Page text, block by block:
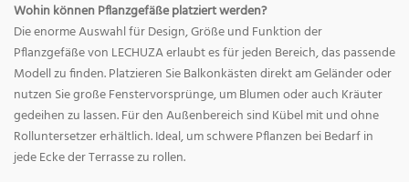
Wohin können Pflanzgefäße platziert werden?
Die enorme Auswahl für Design, Größe und Funktion der
Pflanzgefäße von LECHUZA erlaubt es für jeden Bereich, das passende
Modell zu finden. Platzieren Sie Balkonkästen direkt am Geländer oder
nutzen Sie große Fenstervorsprünge, um Blumen oder auch Kräuter
gedeihen zu lassen. Für den Außenbereich sind Kübel mit und ohne
Rolluntersetzer erhältlich. Ideal, um schwere Pflanzen bei Bedarf in
jede Ecke der Terrasse zu rollen.